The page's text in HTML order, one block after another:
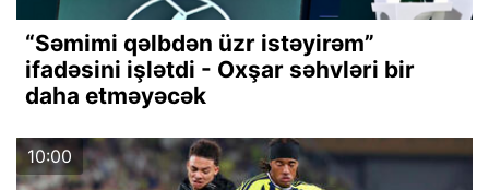
“Səmimi qəlbdən üzr istəyirəm”
ifadəsini işlətdi - Oxşar səhvləri bir
daha etməyəcək
10:00